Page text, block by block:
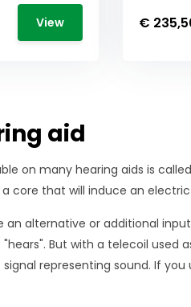
View €
aid
on many hearing aids is
core that will induce an
alternative or additional
But with a telecoil
representing sound. If